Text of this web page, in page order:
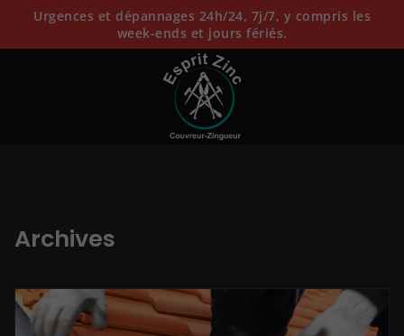
Urgences et dépannages 24h/24, 7j/7, y compris les
week-ends et jours fériés.
Archives